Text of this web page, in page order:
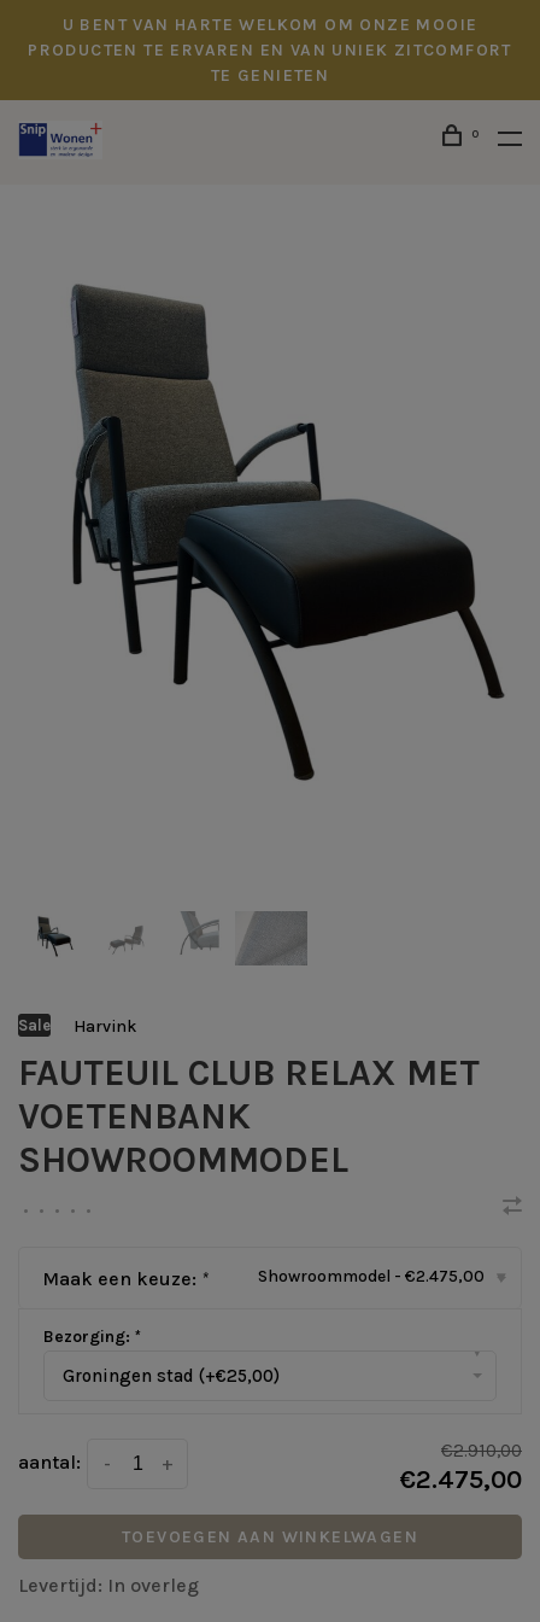
U BENT VAN HARTE WELKOM OM ONZE MOOIE
PRODUCTEN TE ERVAREN EN VAN UNIEK ZITCOMFORT
TE GENIETEN
0
Sale Harvink
FAUTEUIL CLUB RELAX MET
VOETENBANK
SHOWROOMMODEL
• • • • •
Maak een keuze: * Showroommodel - €2.475,00 ▾
Bezorging: *
Groningen stad (+€25,00)
▾
aantal: +
-
€2.910,00
€2.475,00
TOEVOEGEN AAN WINKELWAGEN
Levertijd: In overleg